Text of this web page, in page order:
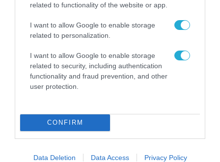
related to functionality of the website or app.
I want to allow Google to enable storage
related to personalization.
I want to allow Google to enable storage
related to security, including authentication
functionality and fraud prevention, and other
user protection.
CONFIRM
Data Deletion Data Access Privacy Policy
«Οι εντελώς αθώοι»: Η ανάρτηση του Αρκά για
τα ζώα που χάθηκαν στις πυρκαγιές της
Αττικής (φωτο)